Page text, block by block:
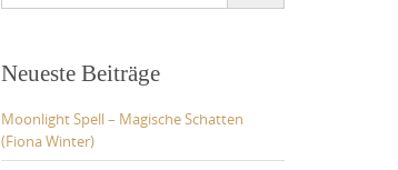
Neueste Beiträge
Moonlight Spell – Magische Schatten
(Fiona Winter)